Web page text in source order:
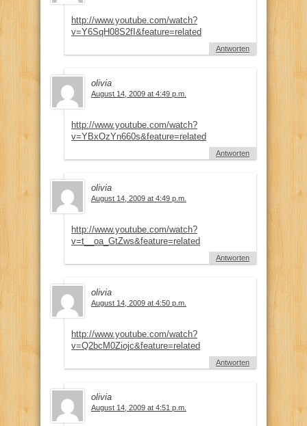
http://www.youtube.com/watch?
v=Y6SqH08S2fI&feature=related
Antworten
olivia
August 14, 2009 at 4:49 p.m.
http://www.youtube.com/watch?
v=YBxOzYn660s&feature=related
Antworten
olivia
August 14, 2009 at 4:49 p.m.
http://www.youtube.com/watch?
v=t__oa_GtZws&feature=related
Antworten
olivia
August 14, 2009 at 4:50 p.m.
http://www.youtube.com/watch?
v=Q2bcM0Ziojc&feature=related
Antworten
olivia
August 14, 2009 at 4:51 p.m.